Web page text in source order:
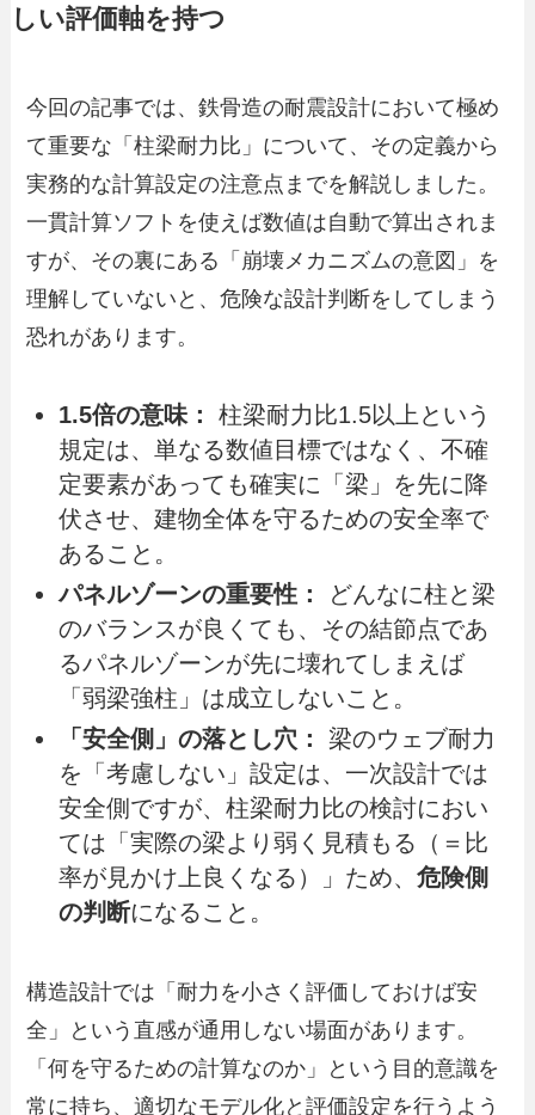
しい評価軸を持つ
今回の記事では、鉄骨造の耐震設計において極め
て重要な「柱梁耐力比」について、その定義から
実務的な計算設定の注意点までを解説しました。
一貫計算ソフトを使えば数値は自動で算出されま
すが、その裏にある「崩壊メカニズムの意図」を
理解していないと、危険な設計判断をしてしまう
恐れがあります。
1.5倍の意味：
柱梁耐力比1.5以上という
規定は、単なる数値目標ではなく、不確
定要素があっても確実に「梁」を先に降
伏させ、建物全体を守るための安全率で
あること。
パネルゾーンの重要性：
どんなに柱と梁
のバランスが良くても、その結節点であ
るパネルゾーンが先に壊れてしまえば
「弱梁強柱」は成立しないこと。
「安全側」の落とし穴：
梁のウェブ耐力
を「考慮しない」設定は、一次設計では
安全側ですが、柱梁耐力比の検討におい
ては「実際の梁より弱く見積もる（＝比
率が見かけ上良くなる）」ため、危険側
の判断になること。
構造設計では「耐力を小さく評価しておけば安
全」という直感が通用しない場面があります。
「何を守るための計算なのか」という目的意識を
常に持ち、適切なモデル化と評価設定を行うよう